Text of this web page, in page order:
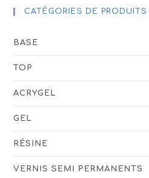
CATÉGORIES DE PRODUITS
BASE
TOP
ACRYGEL
GEL
RÉSINE
VERNIS SEMI PERMANENTS